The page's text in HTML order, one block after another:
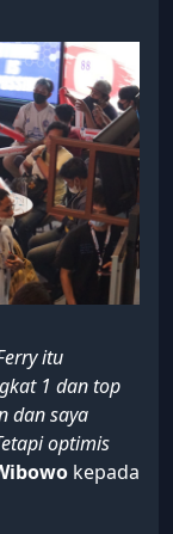
itu
1 dan top
dan saya
optimis
kepada